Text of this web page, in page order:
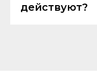
действуют?